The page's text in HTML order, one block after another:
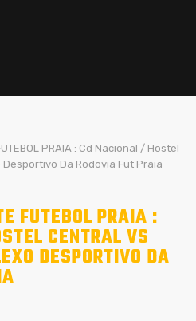
PRAIA : Cd Nacional / Hostel
Da Rodovia Fut Praia
FUTEBOL PRAIA :
CENTRAL VS
DESPORTIVO DA